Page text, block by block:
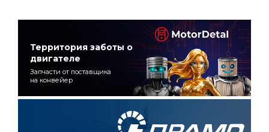
Территория заботы о
двигателе
Запчасти от поставщика
на конвейер